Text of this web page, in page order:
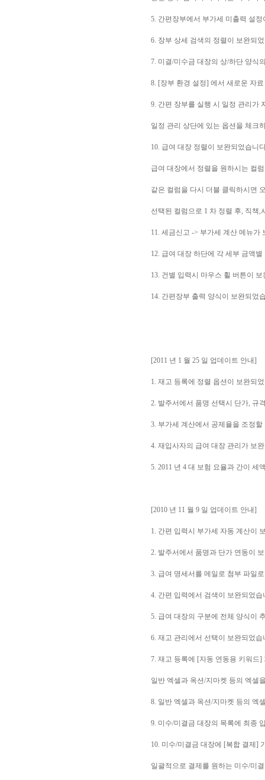
5. 간편장부에서 부가세 미출력 설
6. 장부 상세 검색의 정렬이 보완되
7. 미결/미수금 대장의 상/하단 양식
8. [장부 환경 설정] 에서 새로운 자
9. 간편 장부를 실행 시 일정 관리가
일정 관리 상단에 있는 옵션을 체크
10. 급여 대장 정렬이 보완되었습니
급여 대장에서 정렬을 원하시는 컬
같은 컬럼을 다시 더블 클릭하시면
선택된 컬럼으로 1 차 정렬 후, 직책
11. 세금신고 -> 부가세 계산 메뉴가
12. 급여 대장 하단에 각 세부 금액
13. 건별 입력시 마우스 휠 버튼이
14. 간편장부 출력 양식이 보완되었
[2011 년 1 월 25 일 업데이트 안내]
1. 재고 등록에 정렬 옵션이 보완되
2. 발주서에서 품명 선택시 단가, 규
3. 부가세 계산에서 공제율을 조정할
4. 재입사자의 급여 대장 관리가 보
5. 2011 년 4 대 보험 요율과 간이 세
[2010 년 11 월 9 일 업데이트 안내]
1. 간편 입력시 부가세 자동 계산이
2. 발주서에서 품명과 단가 연동이
3. 급여 명세서를 메일로 첨부 파일
4. 간편 입력에서 검색이 보완되었습
5. 급여 대장의 구분에 전체 양식이
6. 재고 관리에서 선택이 보완되었습
7. 재고 등록에 [자동 연동용 키워드]
일반 엑셀과 옥션/지마켓 등의 엑셀
8. 일반 엑셀과 옥션/지마켓 등의 엑
9. 미수/미결금 대장의 목록에 최종
10. 미수/미결금 대장에 [복합 결제]
일괄적으로 결제를 원하는 미수/미